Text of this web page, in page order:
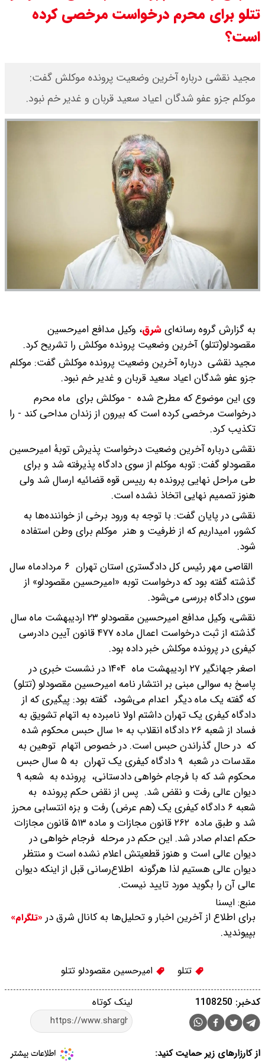
قیمت طلا ۱۸ عیار امروز جمعه ۱۶ مرداد
قیمت نفت امروز جمعه ۱۶ مرداد ۱۴۰۵
/ نفت صعودی شد + جدول
تتلو برای محرم درخواست مرخصی کرده
است؟
مجید نقشی درباره آخرین وضعیت پرونده موکلش گفت:
موکلم جزو عفو شدگان اعیاد سعید قربان و غدیر خم نبود.
به گزارش گروه رسانه‌ایشرق، وکیل مدافع امیرحسین
مقصودلو(تتلو) آخرین وضعیت پرونده موکلش را تشریح کرد.
مجید نقشی درباره آخرین وضعیت پرونده موکلش گفت: موکلم
جزو عفو شدگان اعیاد سعید قربان و غدیر خم نبود.
وی این موضوع که مطرح شده - موکلش برای ماه محرم
درخواست مرخصی کرده است که بیرون از زندان مداحی کند - را
تکذیب کرد.
نقشی درباره آخرین وضعیت درخواست پذیرش توبهٔ امیرحسین
مقصودلو گفت: توبه موکلم از سوی دادگاه پذیرفته شد و برای
طی مراحل نهایی پرونده به رییس قوه‌ قضائیه ارسال شد ولی
هنوز تصمیم نهایی اتخاذ نشده است.
نقشی در پایان گفت: با توجه به ورود برخی از خواننده‌ها به
کشور، امیداریم که از ظرفیت و هنر موکلم برای وطن استفاده
شود.
القاصی مهر رئیس کل دادگستری استان تهران ۶ مردادماه سال
گذشته گفته بود که درخواست توبه «امیرحسین مقصودلو» از
سوی دادگاه بررسی می‌شود.
نقشی، وکیل مدافع امیرحسین مقصودلو ۲۳ اردیبهشت ماه سال
گذشته از ثبت درخواست اعمال ماده ۴۷۷ قانون آیین دادرسی
کیفری در پرونده موکلش خبر داده بود.
اصغر جهانگیر ۲۷ اردیبهشت ماه ۱۴۰۴ در نشست خبری در
پاسخ به سوالی مبنی بر انتشار نامه امیرحسین مقصودلو (تتلو)
که گفته یک ماه دیگر اعدام می‌شود، گفته بود: پیگیری که از
دادگاه کیفری یک تهران داشتم اولا نامبرده به اتهام تشویق به
فساد از شعبه ۲۶ دادگاه انقلاب به ۱۰ سال حبس محکوم شده
که در حال گذراندن حبس است. در خصوص اتهام توهین به
مقدسات در شعبه ۹ دادگاه کیفری یک تهران به ۵ سال حبس
محکوم شد که با فرجام خواهی دادستانی، پرونده به شعبه ۹
دیوان عالی رفت و نقض شد. پس از نقض حکم پرونده به
شعبه ۶ دادگاه کیفری یک (هم عرض) رفت و بزه انتسابی محرز
شد و طبق ماده ۲۶۲ قانون مجازات و ماده ۵۱۳ قانون مجازات
حکم اعدام صادر شد. این حکم در مرحله فرجام خواهی در
دیوان عالی است و هنوز قطعیتش اعلام نشده است و منتظر
دیوان عالی هستیم لذا هرگونه اطلاع‌رسانی قبل از اینکه دیوان
عالی آن را بگوید مورد تایید نیست.
منبع: ايسنا
برای اطلاع از آخرین اخبار و تحلیل‌ها به کانال شرق در «تلگرام»
بپیوندید.
تتلو امیرحسین مقصودلو تتلو
لینک کوتاه کدخبر: 1108250
از کارزارهای زیر حمایت کنید: